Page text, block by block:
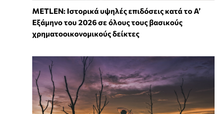
METLEN: Ιστορικά υψηλές επιδόσεις κατά το Α’
Εξάμηνο του 2026 σε όλους τους βασικούς
χρηματοοικονομικούς δείκτες